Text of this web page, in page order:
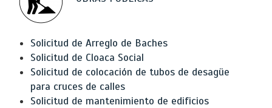
Solicitud de Arreglo de Baches
Solicitud de Cloaca Social
Solicitud de colocación de tubos de desagüe
para cruces de calles
Solicitud de mantenimiento de edificios